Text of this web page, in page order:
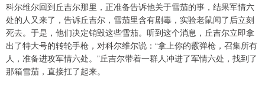
科尔维尔回到丘吉尔那里，正准备告诉他关于雪茄的事，结果军情六
处的人又来了，告诉丘吉尔，雪茄里含有剧毒，实验老鼠闻了后立刻
死去。于是，他们决定销毁这些雪茄。听到这个消息，丘吉尔立即拿
出了特大号的转轮手枪，对科尔维尔说：“拿上你的霰弹枪，召集所有
人，准备进攻军情六处。”丘吉尔带着一群人冲进了军情六处，找到了
那箱雪茄，直接扛了起来。